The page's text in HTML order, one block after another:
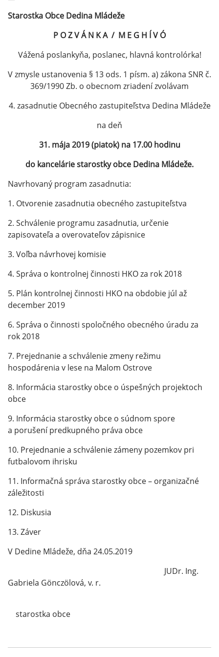
Starostka Obce Dedina Mládeže
P O Z V Á N K A / M E G H Í V Ó
Vážená poslankyňa, poslanec, hlavná kontrolórka!
V zmysle ustanovenia § 13 ods. 1 písm. a) zákona SNR č.
369/1990 Zb. o obecnom zriadení zvolávam
4. zasadnutie Obecného zastupiteľstva Dedina Mládeže
na deň
31. mája 2019 (piatok) na 17.00 hodinu
do kancelárie starostky obce Dedina Mládeže.
Navrhovaný program zasadnutia:
1. Otvorenie zasadnutia obecného zastupiteľstva
2. Schválenie programu zasadnutia, určenie
zapisovateľa a overovateľov zápisnice
3. Voľba návrhovej komisie
4. Správa o kontrolnej činnosti HKO za rok 2018
5. Plán kontrolnej činnosti HKO na obdobie júl až
december 2019
6. Správa o činnosti spoločného obecného úradu za
rok 2018
7. Prejednanie a schválenie zmeny režimu
hospodárenia v lese na Malom Ostrove
8. Informácia starostky obce o úspešných projektoch
obce
9. Informácia starostky obce o súdnom spore
a porušení predkupného práva obce
10. Prejednanie a schválenie zámeny pozemkov pri
futbalovom ihrisku
11. Informačná správa starostky obce – organizačné
záležitosti
12. Diskusia
13. Záver
V Dedine Mládeže, dňa 24.05.2019
JUDr. Ing.
Gabriela Gönczölová, v. r.
starostka obce